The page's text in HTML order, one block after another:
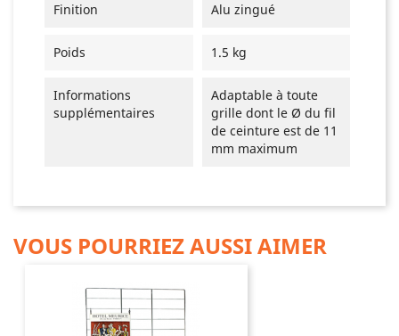
Finition Alu zingué
Poids 1.5 kg
Informations
supplémentaires
Adaptable à toute
grille dont le Ø du fil
de ceinture est de 11
mm maximum
VOUS POURRIEZ AUSSI AIMER